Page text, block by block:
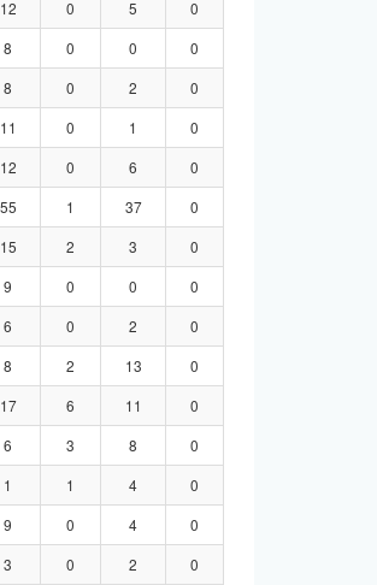
12 0 5
0
8 0 0
0
8 0 2
0
11 0 1
0
12 0 6
0
55 1 37
0
15 2 3
0
9 0 0
0
6 0 2
0
8 2 13
0
17 6 11
0
6 3 8
0
1 1 4
0
9 0 4
0
3 0 2
0